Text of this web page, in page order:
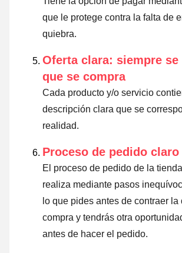
que le protege contra la falta de
quiebra.
Oferta clara: siempre se
que se compra
Cada producto y/o servicio
descripción clara que se
realidad.
Proceso de pedido claro
El proceso de pedido de la
realiza mediante pasos
lo que pides antes de contraer
compra y tendrás otra
antes de hacer el pedido.